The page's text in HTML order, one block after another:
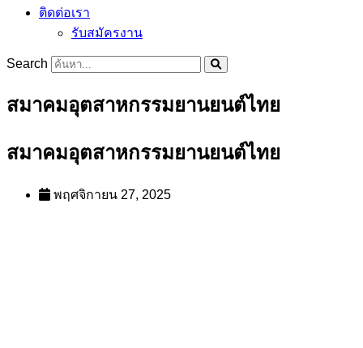
ติดต่อเรา
รับสมัครงาน
Search
สมาคมอุตสาหกรรมยานยนต์ไทย
สมาคมอุตสาหกรรมยานยนต์ไทย
พฤศจิกายน 27, 2025